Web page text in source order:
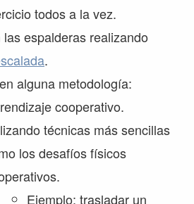
todos a la vez.
espalderas realizando
.
alguna metodología:
cooperativo.
técnicas más sencillas
los desafíos físicos
Ejemplo: trasladar un